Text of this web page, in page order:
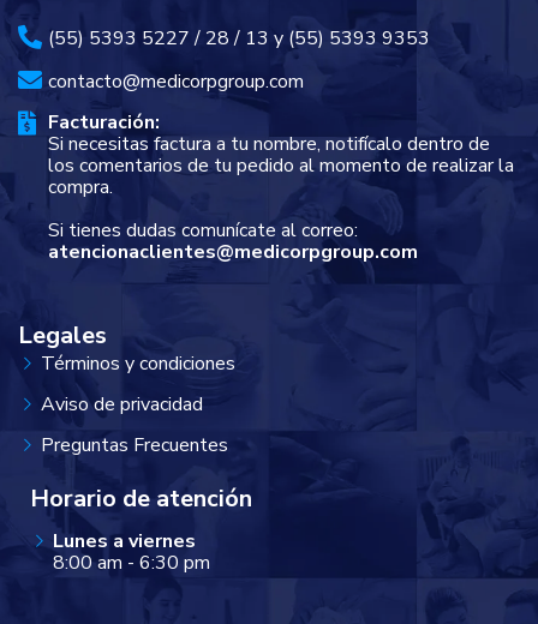
(55) 5393 5227 / 28 / 13 y (55) 5393 9353
contacto@medicorpgroup.com
Facturación:
Si necesitas factura a tu nombre, notifícalo dentro de
los comentarios de tu pedido al momento de realizar la
compra.
Si tienes dudas comunícate al correo:
atencionaclientes@medicorpgroup.com
Legales
Términos y condiciones
Aviso de privacidad
Preguntas Frecuentes
Horario de atención
Lunes a viernes
8:00 am - 6:30 pm